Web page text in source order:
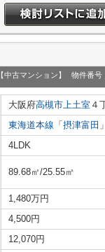
【中古マンション】 物件番号
大阪府高槻市上土室 ４
東海道本線 「 摂津富田
4LDK
89.68㎡/25.55㎡
1,480万円
4,500円
12,070円